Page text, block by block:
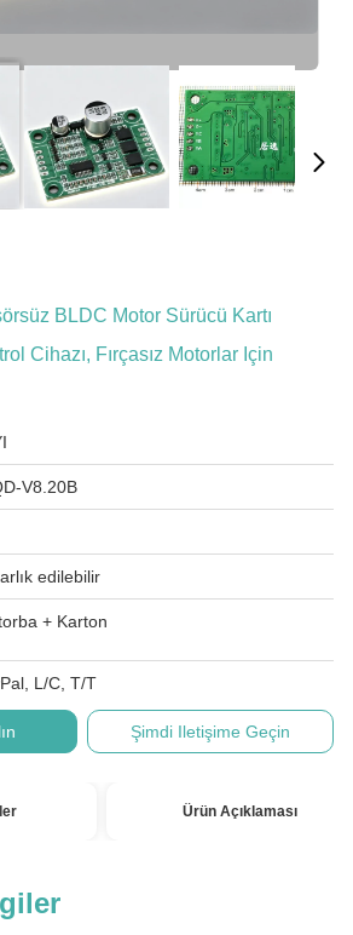
BLDC Motor Sürücü Kartı
Cihazı, Fırçasız Motorlar Için
V8.20B
edilebilir
+ Karton
L/C, T/T
Şimdi Iletişime Geçin
Ürün Açıklaması